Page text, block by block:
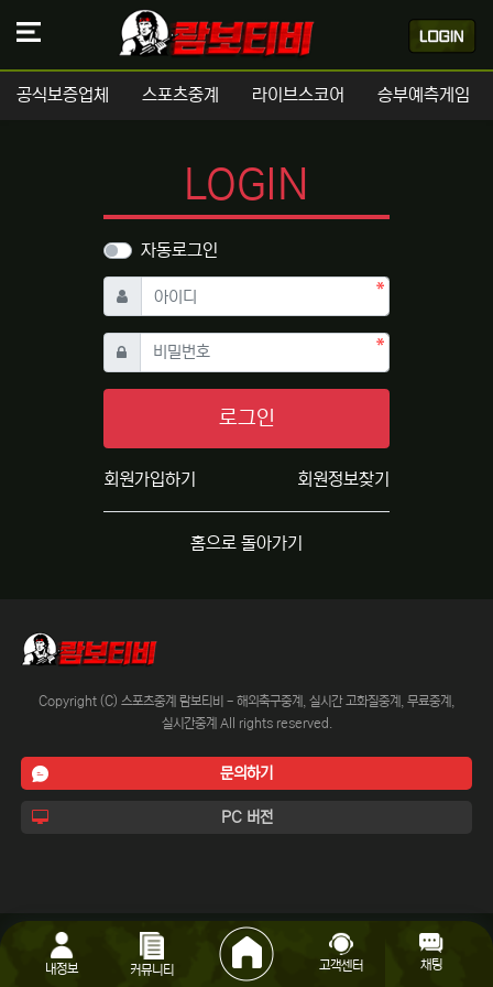
공식보증업체 스포츠중계 라이브스코어 승부예측게임
LOGIN
자동로그인
아이디 필수
비밀번호필수
로그인
회원가입하기 회원정보찾기
홈으로 돌아가기
Copyright (C) 스포츠중계 람보티비 - 해외축구중계, 실시간 고화질중계, 무료중계,
실시간중계 All rights reserved.
문의하기
PC 버전
내정보 커뮤니티 고객센터 채팅